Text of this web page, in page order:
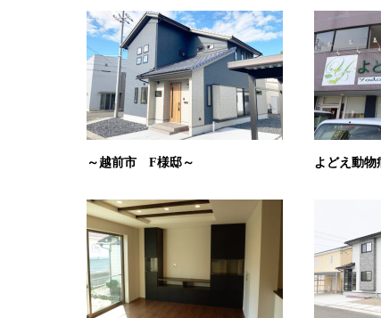
～越前市 F様邸～ よどえ動物